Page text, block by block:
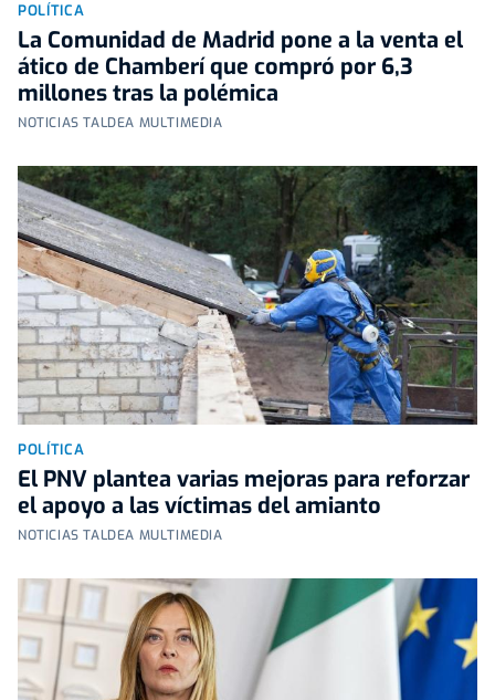
POLÍTICA
La Comunidad de Madrid pone a la venta el
ático de Chamberí que compró por 6,3
millones tras la polémica
NOTICIAS TALDEA MULTIMEDIA
POLÍTICA
El PNV plantea varias mejoras para reforzar
el apoyo a las víctimas del amianto
NOTICIAS TALDEA MULTIMEDIA